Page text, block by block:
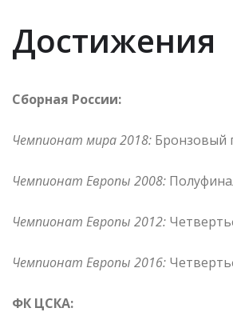
Достижения
Сборная России:
Чемпионат мира 2018: Бронзовый
Чемпионат Европы 2008:
Чемпионат Европы 2012:
Чемпионат Европы 2016:
ФК ЦСКА: